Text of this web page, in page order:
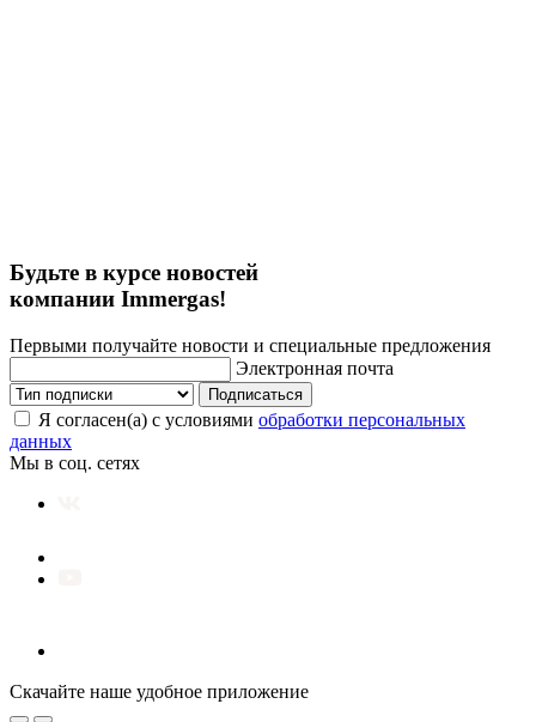
Будьте в курсе новостей
компании Immergas!
Первыми получайте новости и специальные предложения
Электронная почта
Подписаться
Я согласен(а) с условиями обработки персональных
данных
Мы в соц. сетях
Скачайте наше удобное приложение